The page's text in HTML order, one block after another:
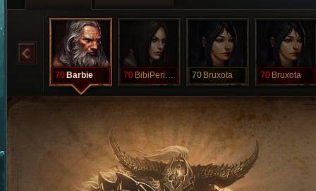
70 Barbie 70 BibiPerigosa 70 Bruxota 70 Bruxota